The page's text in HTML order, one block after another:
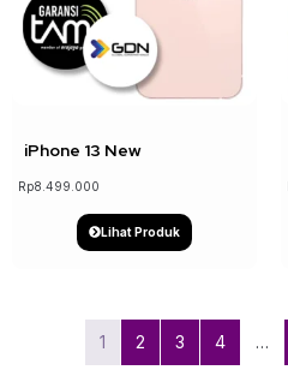
iPhone 13 New
Rp8.499.000
Lihat Produk
1 2 3 4 …